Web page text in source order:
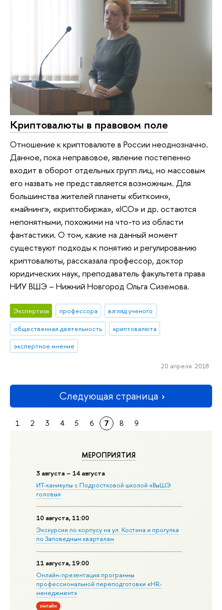
МЕРОПРИЯТИЯ
3 августа – 14 августа
ИТ-каникулы с Подростковой школой «ВыШЭ
головы»
10 августа, 11:00
Экскурсия по корпусу на ул. Костина и прогулка
по Заповедным кварталам
11 августа, 19:00
Онлайн-презентация программы
профессиональной переподготовки «HR-
менеджмент»
онлайн
Криптовалюты в правовом поле
Отношение к криптовалюте в России неоднозначно.
Данное, пока неправовое, явление постепенно
входит в оборот отдельных групп лиц, но массовым
его назвать не представляется возможным. Для
большинства жителей планеты «биткоин»,
«майнинг», «криптобиржа», «ICO» и др. остаются
непонятными, похожими на что-то из области
фантастики. О том, какие на данный момент
существуют подходы к понятию и регулированию
криптовалюты, рассказала профессор, доктор
юридических наук, преподаватель факультета права
НИУ ВШЭ – Нижний Новгород Ольга Сиземова.
Экспертиза профессора
взгляд ученого
общественная деятельность
криптовалюта
экспертное мнение
20 апреля 2018
Следующая страница
1 2 3 4 5 6 7 8 9